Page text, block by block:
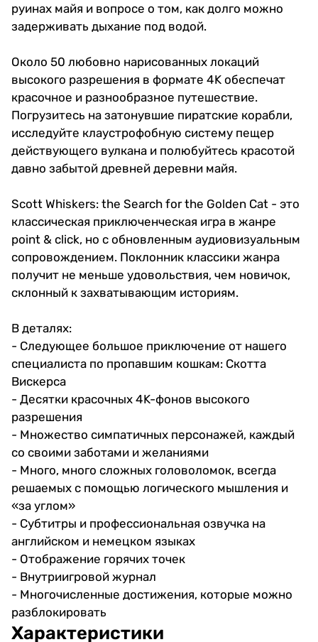
руинах майя и вопросе о том, как долго можно
задерживать дыхание под водой.
Около 50 любовно нарисованных локаций
высокого разрешения в формате 4K обеспечат
красочное и разнообразное путешествие.
Погрузитесь на затонувшие пиратские корабли,
исследуйте клаустрофобную систему пещер
действующего вулкана и полюбуйтесь красотой
давно забытой древней деревни майя.
Scott Whiskers: the Search for the Golden Cat - это
классическая приключенческая игра в жанре
point & click, но с обновленным аудиовизуальным
сопровождением. Поклонник классики жанра
получит не меньше удовольствия, чем новичок,
склонный к захватывающим историям.
В деталях:
- Следующее большое приключение от нашего
специалиста по пропавшим кошкам: Скотта
Вискерса
- Десятки красочных 4K-фонов высокого
разрешения
- Множество симпатичных персонажей, каждый
со своими заботами и желаниями
- Много, много сложных головоломок, всегда
решаемых с помощью логического мышления и
«за углом»
- Субтитры и профессиональная озвучка на
английском и немецком языках
- Отображение горячих точек
- Внутриигровой журнал
- Многочисленные достижения, которые можно
разблокировать
Характеристики